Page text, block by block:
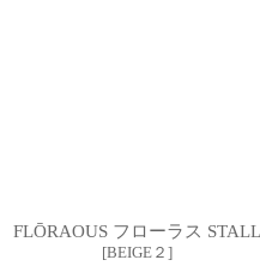
FLŌRAOUS フローラス STALL
[BEIGE２ ]